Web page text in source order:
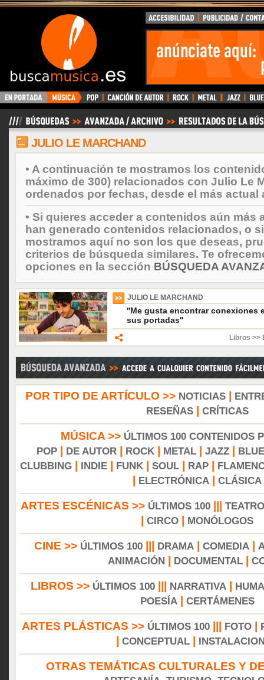
BuscaMusica.es
JULIO LE MARCHAND
• A continuación te mostramos los
máximo de 300) relacionados con Julio Le
ordenados por fechas, desde el más actual
• Si quieres acceder a contenidos aún más
han generado contenidos relacionados, o
mostramos aquí no son los que deseas,
criterios de búsqueda similares. Te
opciones en la sección BÚSQUEDA
JULIO LE MARCHAND
''Me gusta encontrar conexiones
sus portadas''
Libros >>
POR TIPO DE ARTÍCULO >> NOTICIAS|
RESEÑAS| CRÍTICAS
MÚSICA >> ÚLTIMOS 100 CONTENIDOS
POP
DE AUTOR ROCK METAL JAZZ
CLUBBING
INDIE FUNK SOUL RAP
ELECTRÓNICA CLÁSICA
ARTES ESCÉNICAS >> ÚLTIMOS 100||| TEATRO
CIRCO MONÓLOGOS
CINE >> ÚLTIMOS 100 DRAMA COMEDIA
ANIMACIÓN
DOCUMENTAL|
LIBROS >> ÚLTIMOS 100 NARRATIVA
POESÍA| CERTÁMENES
ARTES PLÁSTICAS >> ÚLTIMOS 100 FOTO
CONCEPTUAL
OTRAS TEMÁTICAS CULTURALES Y